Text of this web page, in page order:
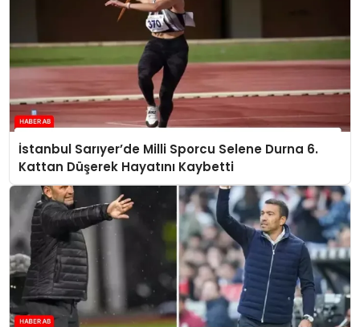
İstanbul Sarıyer’de Milli Sporcu Selene Durna 6.
Kattan Düşerek Hayatını Kaybetti